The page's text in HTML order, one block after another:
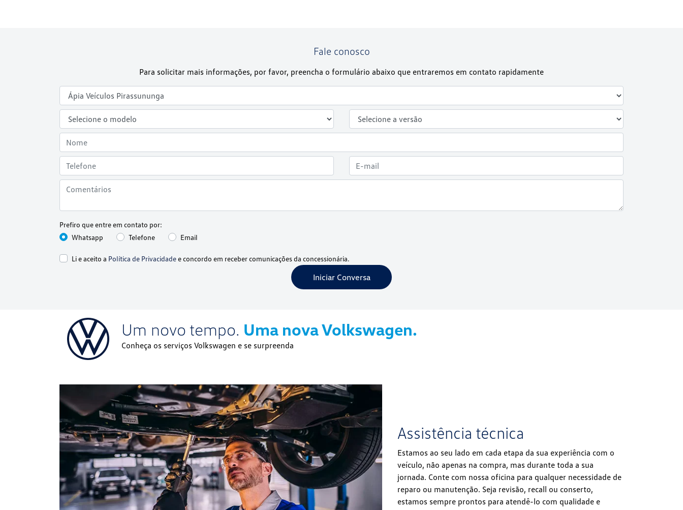
Fale conosco
Para solicitar mais informações, por favor, preencha o formulário abaixo que entraremos em contato rapidamente
Prefiro que entre em contato por:
Whatsapp
Telefone Email
Li e aceito a Política de Privacidadee concordo em receber comunicações da concessionária.
Iniciar Conversa
Um novo tempo. Uma nova Volkswagen.
Conheça os serviços Volkswagen e se surpreenda
Assistência técnica
Estamos ao seu lado em cada etapa da sua experiência com o
veículo, não apenas na compra, mas durante toda a sua
jornada. Conte com nossa oficina para qualquer necessidade de
reparo ou manutenção. Seja revisão, recall ou conserto,
estamos sempre prontos para atendê-lo com qualidade e